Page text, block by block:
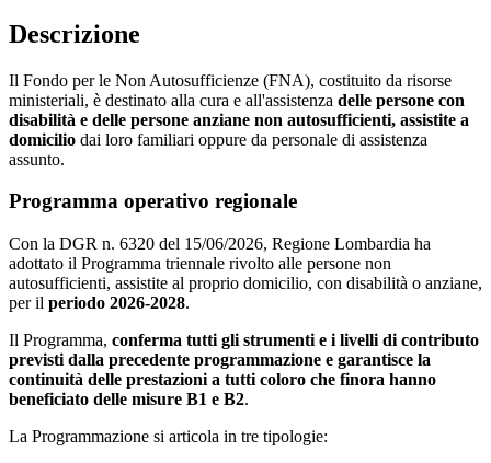
Descrizione
Il Fondo per le Non Autosufficienze (FNA), costituito da risorse
ministeriali, è destinato alla cura e all'assistenza delle persone con
disabilità e delle persone anziane non autosufficienti, assistite a
domicilio dai loro familiari oppure da personale di assistenza
assunto.
Programma operativo regionale
Con la DGR n. 6320 del 15/06/2026, Regione Lombardia ha
adottato il Programma triennale rivolto alle persone non
autosufficienti, assistite al proprio domicilio, con disabilità o anziane,
per il periodo 2026-2028.
Il Programma, conferma tutti gli strumenti e i livelli di contributo
previsti dalla precedente programmazione e garantisce la
continuità delle prestazioni a tutti coloro che finora hanno
beneficiato delle misure B1 e B2.
La Programmazione si articola in tre tipologie: